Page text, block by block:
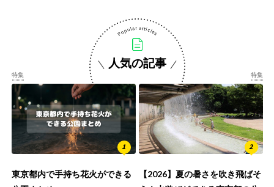
人気の記事
特集
東京都内で手持ち花火ができる
特集
【2026】夏の暑さを吹き飛ばそ